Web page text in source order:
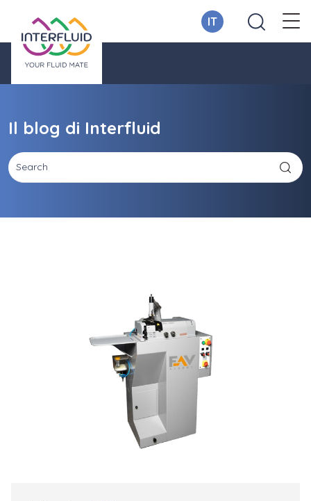
IT
Il blog di Interfluid